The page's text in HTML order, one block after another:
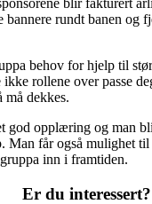
blir fakturert
bannere rundt banen og
behov for hjelp til
ikke rollene over passe
må dekkes.
god opplæring og man
Man får også mulighet
inn i framtiden.
Er du interessert?